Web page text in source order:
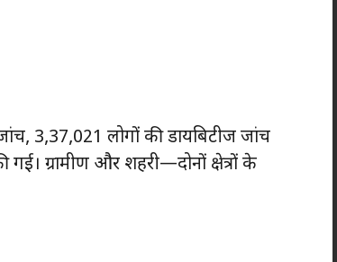
3,37,021 लोगों की डायबिटीज जांच
ग्रामीण और शहरी—दोनों क्षेत्रों के